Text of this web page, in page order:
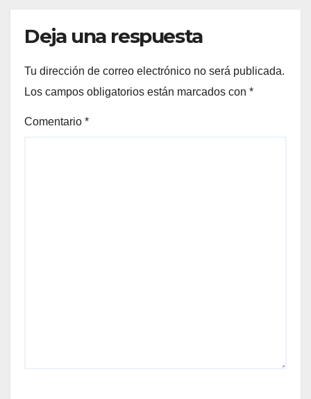
Deja una respuesta
Tu dirección de correo electrónico no será publicada.
Los campos obligatorios están marcados con *
Comentario *